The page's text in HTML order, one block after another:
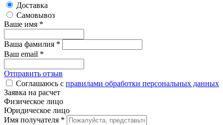
Доставка
Самовывоз
Ваше имя *
Ваша фамилия *
Ваш email *
Отправить отзыв
Соглашаюсь с правилами обработки персональных данных
Заявка на расчет
Физическое лицо
Юридическое лицо
Имя получателя *